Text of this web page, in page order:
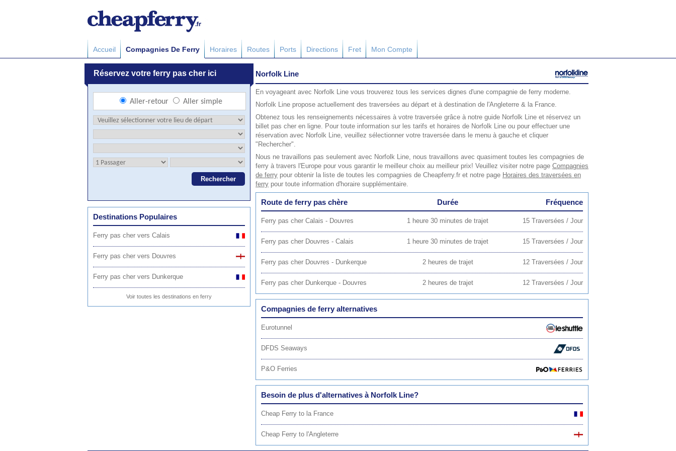
Accueil Compagnies De Ferry Horaires Routes Ports Directions Fret Mon Compte
Destinations Populaires
Ferry pas cher vers Calais
Ferry pas cher vers Douvres
Ferry pas cher vers Dunkerque
Voir toutes les destinations en ferry
Norfolk Line
En voyageant avec Norfolk Line vous trouverez tous les services dignes d'une compagnie de ferry moderne.
Norfolk Line propose actuellement des traversées au départ et à destination de l'Angleterre & la France.
Obtenez tous les renseignements nécessaires à votre traversée grâce à notre guide Norfolk Line et réservez un
billet pas cher en ligne. Pour toute information sur les tarifs et horaires de Norfolk Line ou pour effectuer une
réservation avec Norfolk Line, veuillez sélectionner votre traversée dans le menu à gauche et cliquer
"Rechercher".
Nous ne travaillons pas seulement avec Norfolk Line, nous travaillons avec quasiment toutes les compagnies de
ferry à travers l'Europe pour vous garantir le meilleur choix au meilleur prix! Veuillez visiter notre page Compagnies
de ferry pour obtenir la liste de toutes les compagnies de Cheapferry.fr et notre page Horaires des traversées en
ferry pour toute information d'horaire supplémentaire.
Route de ferry pas chère Durée Fréquence
Ferry pas cher Calais - Douvres 1 heure 30 minutes de trajet 15 Traversées / Jour
Ferry pas cher Douvres - Calais 1 heure 30 minutes de trajet 15 Traversées / Jour
Ferry pas cher Douvres - Dunkerque 2 heures de trajet 12 Traversées / Jour
Ferry pas cher Dunkerque - Douvres 2 heures de trajet 12 Traversées / Jour
Compagnies de ferry alternatives
Eurotunnel
DFDS Seaways
P&O Ferries
Besoin de plus d'alternatives à Norfolk Line?
Cheap Ferry to la France
Cheap Ferry to l'Angleterre